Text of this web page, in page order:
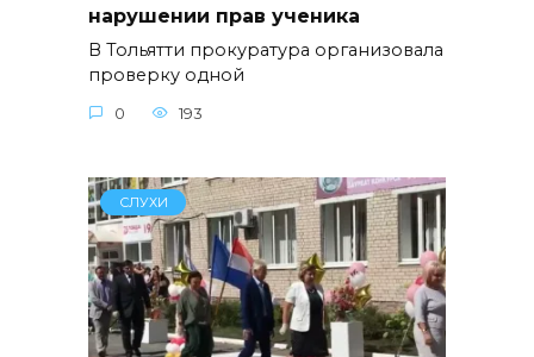
нарушении прав ученика
В Тольятти прокуратура организовала
проверку одной
0 193
СЛУХИ